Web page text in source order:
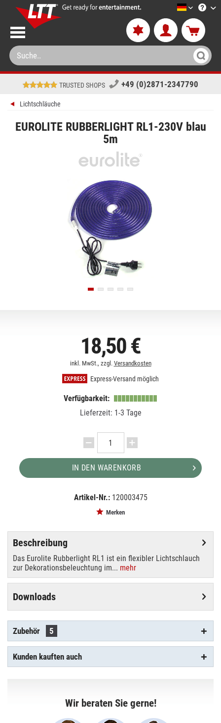
LTT-
TRUSTED SHOPS +49 (0)2871-2347790
Lichtschläuche
EUROLITE RUBBERLIGHT RL1-230V blau
5m
18,50 €
inkl. MwSt., zzgl. Versandkosten
Express-Versand möglich
Verfügbarkeit:
Lieferzeit: 1-3 Tage
IN DEN WARENKORB
Artikel-Nr.: 120003475
Merken
Beschreibung
Das Eurolite Rubberlight RL1 ist ein flexibler Lichtschlauch
zur Dekorationsbeleuchtung im... mehr
Downloads
Zubehör 5
Kunden kauften auch
Wir beraten Sie gerne!